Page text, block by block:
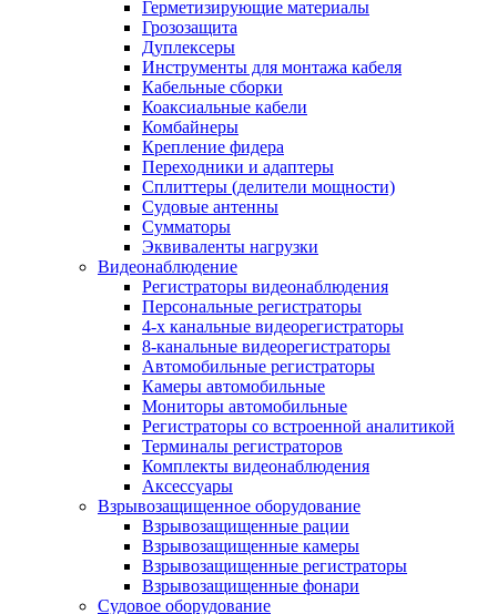
Герметизирующие материалы
Грозозащита
Дуплексеры
Инструменты для монтажа кабеля
Кабельные сборки
Коаксиальные кабели
Комбайнеры
Крепление фидера
Переходники и адаптеры
Сплиттеры (делители мощности)
Судовые антенны
Сумматоры
Эквиваленты нагрузки
Видеонаблюдение
Регистраторы видеонаблюдения
Персональные регистраторы
4-х канальные видеорегистраторы
8-канальные видеорегистраторы
Автомобильные регистраторы
Камеры автомобильные
Мониторы автомобильные
Регистраторы со встроенной аналитикой
Терминалы регистраторов
Комплекты видеонаблюдения
Аксессуары
Взрывозащищенное оборудование
Взрывозащищенные рации
Взрывозащищенные камеры
Взрывозащищенные регистраторы
Взрывозащищенные фонари
Судовое оборудование